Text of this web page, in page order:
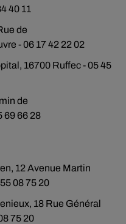
40 11
de
- 06 17 42 22 02
16700 Ruffec - 05 45
de
69 66 28
12 Avenue Martin
08 75 20
18 Rue Général
75 20